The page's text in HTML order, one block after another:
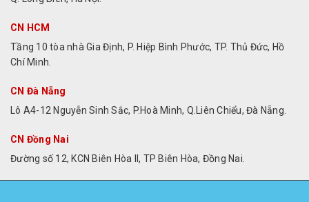
CN HCM
Tầng 10 tòa nhà Gia Định, P. Hiệp Bình Phước, TP. Thủ Đức, Hồ
Chí Minh.
CN Đà Nẵng
Lô A4-12 Nguyễn Sinh Sắc, P.Hoà Minh, Q.Liên Chiểu, Đà Nẵng.
CN Đồng Nai
Đường số 12, KCN Biên Hòa II, TP Biên Hòa, Đồng Nai.